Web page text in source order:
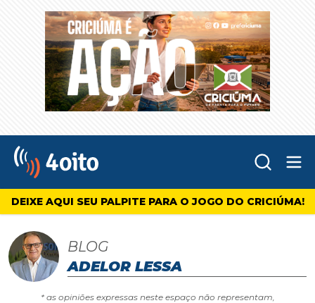
4oito
DEIXE AQUI SEU PALPITE PARA O JOGO DO CRICIÚMA!
BLOG
ADELOR LESSA
* as opiniões expressas neste espaço não representam,